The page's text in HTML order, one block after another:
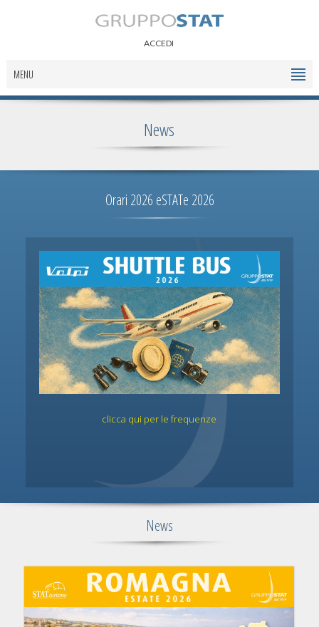
ACCEDI
MENU
News
Orari 2026 eSTATe 2026
clicca qui per le frequenze
News